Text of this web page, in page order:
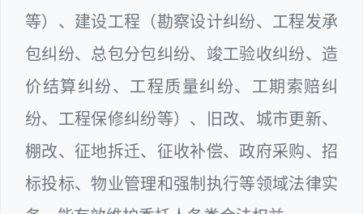
等）、建设工程（勘察设计纠纷、工程发承
包纠纷、总包分包纠纷、竣工验收纠纷、造
价结算纠纷、工程质量纠纷、工期索赔纠
纷、工程保修纠纷等）、旧改、城市更新、
棚改、征地拆迁、征收补偿、政府采购、招
标投标、物业管理和强制执行等领域法律实